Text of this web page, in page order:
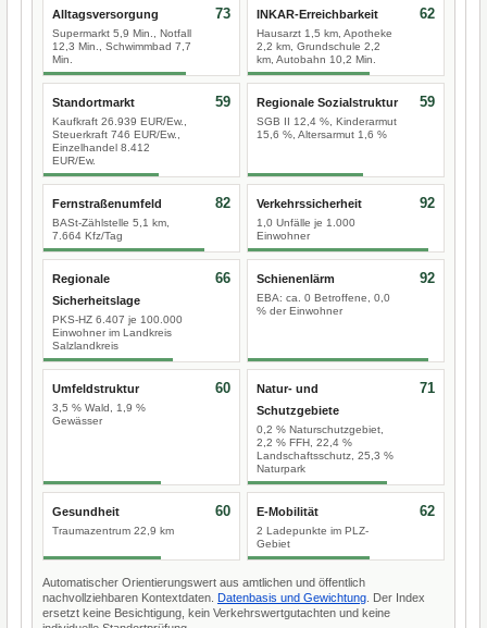
Alltagsversorgung
Supermarkt 5,9 Min., Notfall
12,3 Min., Schwimmbad 7,7
Min.
73 INKAR-Erreichbarkeit
Hausarzt 1,5 km, Apotheke
2,2 km, Grundschule 2,2
km, Autobahn 10,2 Min.
62
Standortmarkt
Kaufkraft 26.939 EUR/Ew.,
Steuerkraft 746 EUR/Ew.,
Einzelhandel 8.412
EUR/Ew.
59 Regionale Sozialstruktur
SGB II 12,4 %, Kinderarmut
15,6 %, Altersarmut 1,6 %
59
Fernstraßenumfeld
BASt-Zählstelle 5,1 km,
7.664 Kfz/Tag
82 Verkehrssicherheit
1,0 Unfälle je 1.000
Einwohner
92
Regionale
Sicherheitslage
PKS-HZ 6.407 je 100.000
Einwohner im Landkreis
Salzlandkreis
66 Schienenlärm
EBA: ca. 0 Betroffene, 0,0
% der Einwohner
92
Umfeldstruktur
3,5 % Wald, 1,9 %
Gewässer
60
Natur- und
Schutzgebiete
0,2 % Naturschutzgebiet,
2,2 % FFH, 22,4 %
Landschaftsschutz, 25,3 %
Naturpark
71
Gesundheit
Traumazentrum 22,9 km
60 E-Mobilität
2 Ladepunkte im PLZ-
Gebiet
62
Automatischer Orientierungswert aus amtlichen und öffentlich
nachvollziehbaren Kontextdaten. Datenbasis und Gewichtung . Der Index
ersetzt keine Besichtigung, kein Verkehrswertgutachten und keine